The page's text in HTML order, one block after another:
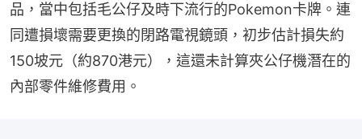
品，當中包括毛公仔及時下流行的Pokemon卡牌。連
同遭損壞需要更換的閉路電視鏡頭，初步估計損失約
150坡元（約870港元），這還未計算夾公仔機潛在的
內部零件維修費用。